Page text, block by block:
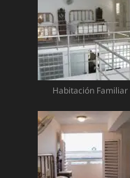
Habitación Familiar